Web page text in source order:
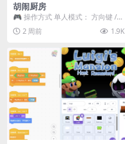
胡闹厨房
🎮 操作方式 单人模式： 方向键 /
WASD —— 移动 Z / K —— 抓...
2 周前 1.9K